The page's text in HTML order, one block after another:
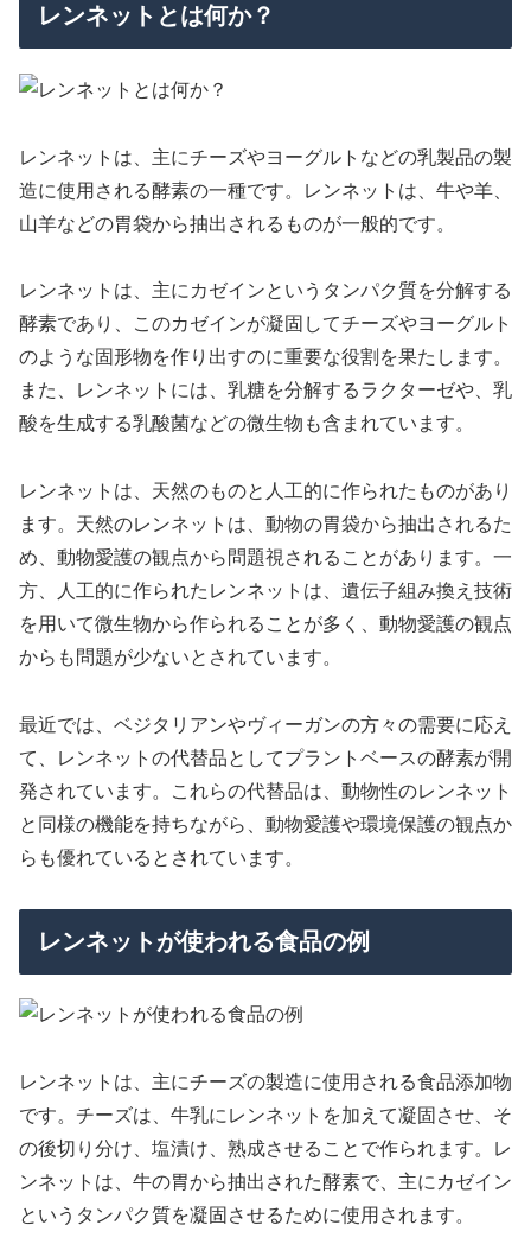
レンネットとは何か？
レンネットは、主にチーズやヨーグルトなどの乳製品の製
造に使用される酵素の一種です。レンネットは、牛や羊、
山羊などの胃袋から抽出されるものが一般的です。
レンネットは、主にカゼインというタンパク質を分解する
酵素であり、このカゼインが凝固してチーズやヨーグルト
のような固形物を作り出すのに重要な役割を果たします。
また、レンネットには、乳糖を分解するラクターゼや、乳
酸を生成する乳酸菌などの微生物も含まれています。
レンネットは、天然のものと人工的に作られたものがあり
ます。天然のレンネットは、動物の胃袋から抽出されるた
め、動物愛護の観点から問題視されることがあります。一
方、人工的に作られたレンネットは、遺伝子組み換え技術
を用いて微生物から作られることが多く、動物愛護の観点
からも問題が少ないとされています。
最近では、ベジタリアンやヴィーガンの方々の需要に応え
て、レンネットの代替品としてプラントベースの酵素が開
発されています。これらの代替品は、動物性のレンネット
と同様の機能を持ちながら、動物愛護や環境保護の観点か
らも優れているとされています。
レンネットが使われる食品の例
レンネットは、主にチーズの製造に使用される食品添加物
です。チーズは、牛乳にレンネットを加えて凝固させ、そ
の後切り分け、塩漬け、熟成させることで作られます。レ
ンネットは、牛の胃から抽出された酵素で、主にカゼイン
というタンパク質を凝固させるために使用されます。